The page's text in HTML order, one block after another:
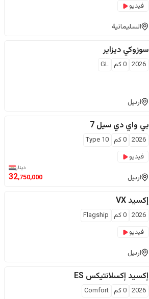
فيديو
السليمانية
سوزوكي ديزاير
2026
0كم GL
اربيل
بي واي دي سيل 7
2026
0كم Type 10
فيديو
اربيل
دينار
32,750,000
إكسيد VX
2026
0كم Flagship
فيديو
اربيل
إكسيد إكسلانتيكس ES
2026
0كم Comfort